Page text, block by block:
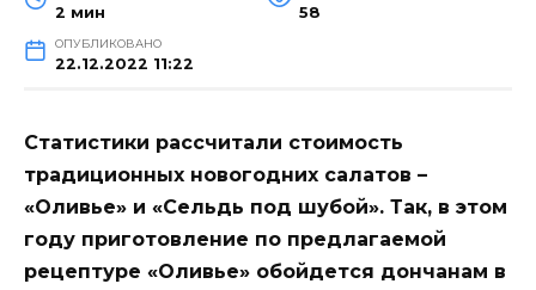
2 мин 58
ОПУБЛИКОВАНО
22.12.2022 11:22
Статистики рассчитали стоимость
традиционных новогодних салатов –
«Оливье» и «Сельдь под шубой». Так, в этом
году приготовление по предлагаемой
рецептуре «Оливье» обойдется дончанам в